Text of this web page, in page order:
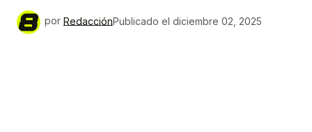
por RedacciónPublicado el diciembre 02, 2025